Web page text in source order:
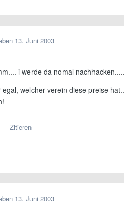
13. Juni 2003
i werde da nomal
egal, welcher verein diese preise
Zitieren
13. Juni 2003